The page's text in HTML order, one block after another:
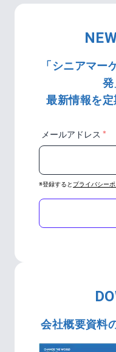
「シニアマー
発
最新情報を定
メールアドレス ＊
※登録すると プライバシー
会社概要資料